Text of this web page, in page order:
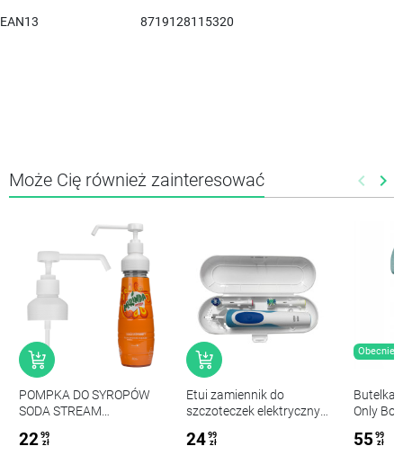
EAN13 8719128115320
Może Cię również zainteresować keyboard_arrow_left keyboard_arrow_right
POMPKA DO SYROPÓW
SODA STREAM
KONCENTRAT
22 99
zł
Etui zamiennik do
szczoteczek elektrycznych
24 99
zł
Obecnie
Butelka
Only
55 99
zł